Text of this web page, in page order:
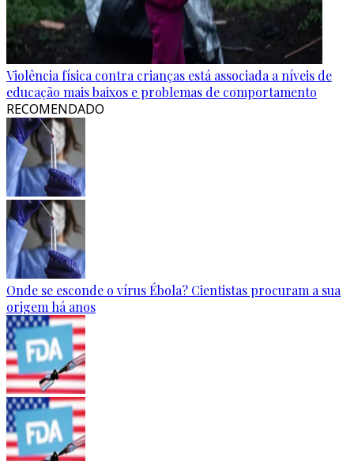
Violência física contra crianças está associada a níveis de
educação mais baixos e problemas de comportamento
RECOMENDADO
Onde se esconde o vírus Ébola? Cientistas procuram a sua
origem há anos